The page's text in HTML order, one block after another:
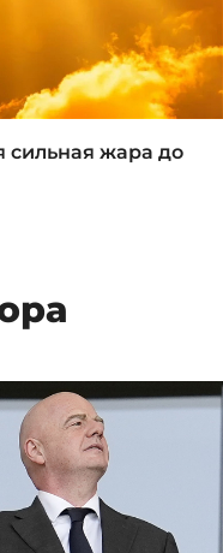
сильная жара до